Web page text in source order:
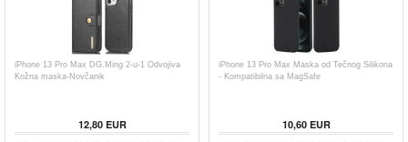
iPhone 13 Pro Max DG.Ming 2-u-1 Odvojiva
Kožna maska-Novčanik
12,80EUR
iPhone 13 Pro Max Maska od Tečnog Silikona
- Kompatibilna sa MagSafe
10,60EUR